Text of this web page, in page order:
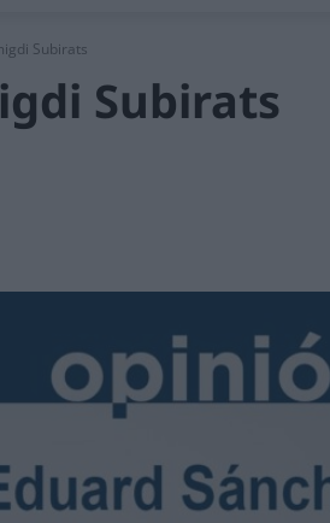
Subirats
Subirats